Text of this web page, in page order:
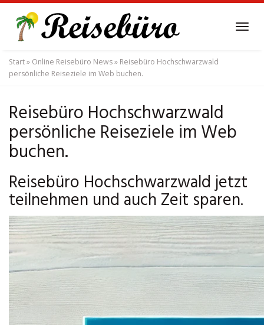
main
content
Start» Online Reisebüro News» Reisebüro Hochschwarzwald
persönliche Reiseziele im Web buchen.
Reisebüro Hochschwarzwald
persönliche Reiseziele im Web
buchen.
Reisebüro Hochschwarzwald jetzt
teilnehmen und auch Zeit sparen.